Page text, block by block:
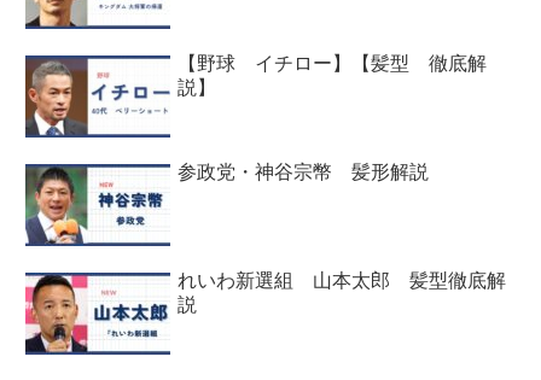
【野球 イチロー】【髪型 徹底解
説】
参政党・神谷宗幣 髪形解説
れいわ新選組 山本太郎 髪型徹底解
説